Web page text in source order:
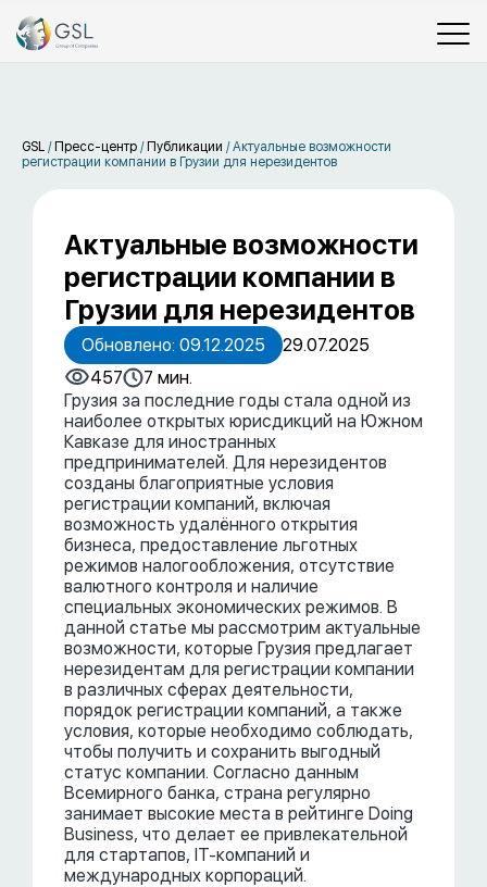
GSL / Пресс-центр / Публикации /Актуальные возможности
регистрации компании в Грузии для нерезидентов
Актуальные возможности
регистрации компании в
Грузии для нерезидентов
Обновлено: 09.12.2025
29.07.2025
457
7 мин.
Грузия за последние годы стала одной из
наиболее открытых юрисдикций на Южном
Кавказе для иностранных
предпринимателей. Для нерезидентов
созданы благоприятные условия
регистрации компаний, включая
возможность удалённого открытия
бизнеса, предоставление льготных
режимов налогообложения, отсутствие
валютного контроля и наличие
специальных экономических режимов. В
данной статье мы рассмотрим актуальные
возможности, которые Грузия предлагает
нерезидентам для регистрации компании
в различных сферах деятельности,
порядок регистрации компаний, а также
условия, которые необходимо соблюдать,
чтобы получить и сохранить выгодный
статус компании. Согласно данным
Всемирного банка, страна регулярно
занимает высокие места в рейтинге Doing
Business, что делает ее привлекательной
для стартапов, IT-компаний и
международных корпораций.